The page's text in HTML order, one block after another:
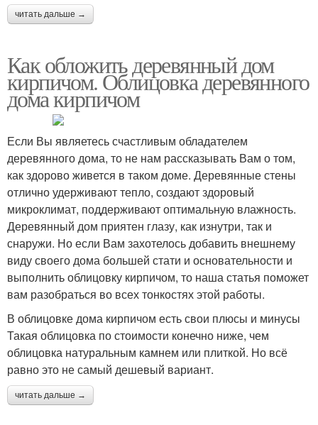
читать дальше →
Как обложить деревянный дом
кирпичом. Облицовка деревянного
дома кирпичом
Если Вы являетесь счастливым обладателем
деревянного дома, то не нам рассказывать Вам о том,
как здорово живется в таком доме. Деревянные стены
отлично удерживают тепло, создают здоровый
микроклимат, поддерживают оптимальную влажность.
Деревянный дом приятен глазу, как изнутри, так и
снаружи. Но если Вам захотелось добавить внешнему
виду своего дома большей стати и основательности и
выполнить облицовку кирпичом, то наша статья поможет
вам разобраться во всех тонкостях этой работы.
В облицовке дома кирпичом есть свои плюсы и минусы
Такая облицовка по стоимости конечно ниже, чем
облицовка натуральным камнем или плиткой. Но всё
равно это не самый дешевый вариант.
читать дальше →